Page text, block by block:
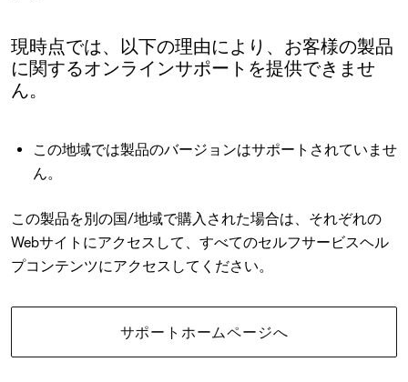
現時点では、以下の理由により、お客様の製品
に関するオンラインサポートを提供できませ
ん。
この地域では製品のバージョンはサポートされていませ
ん。
この製品を別の国/地域で購入された場合は、それぞれの
Webサイトにアクセスして、すべてのセルフサービスヘル
プコンテンツにアクセスしてください。
サポートホームページへ